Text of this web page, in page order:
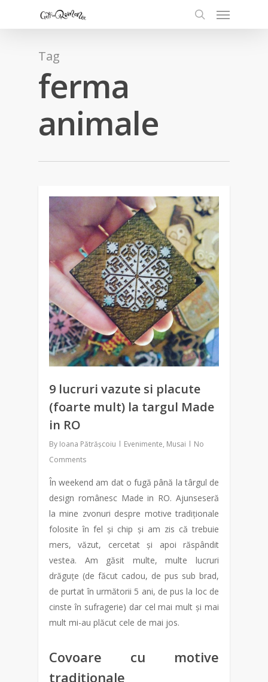
Tag
ferma
animale
9 lucruri vazute si placute
(foarte mult) la targul Made
in RO
By Ioana Pătrășcoiu Evenimente, Musai
No
Comments
În weekend am dat o fugă până la târgul de
design românesc Made in RO. Ajunseseră
la mine zvonuri despre motive tradiționale
folosite în fel și chip și am zis că trebuie
mers, văzut, cercetat și apoi răspândit
vestea. Am găsit multe, multe lucruri
drăguțe (de făcut cadou, de pus sub brad,
de purtat în următorii 5 ani, de pus la loc de
cinste în sufragerie) dar cel mai mult și mai
mult mi-au plăcut cele de mai jos.
Covoare cu motive
tradiționale
0